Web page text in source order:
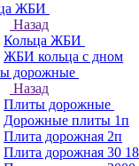
ЖБИ
Назад
Кольца ЖБИ
ЖБИ кольца с дном
дорожные
Назад
Плиты дорожные
Дорожные плиты 1п
Плита дорожная 2п
Плита дорожная 30